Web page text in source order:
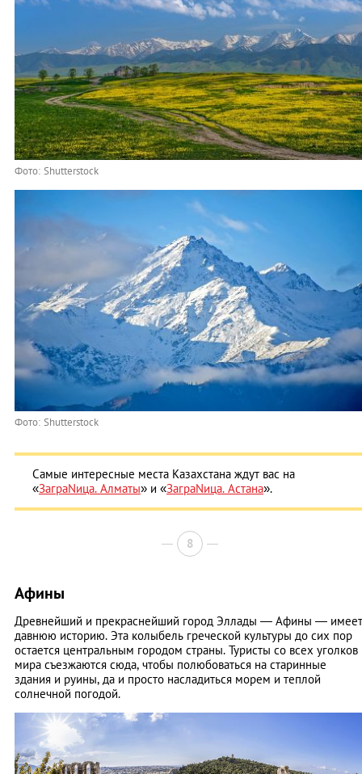
Фото: Shutterstock
Фото: Shutterstock
Самые интересные места Казахстана ждут вас на
«ЗаграNица. Алматы» и «ЗаграNица. Астана».
8
Афины
Древнейший и прекраснейший город Эллады — Афины — имеет
давнюю историю. Эта колыбель греческой культуры до сих пор
остается центральным городом страны. Туристы со всех уголков
мира съезжаются сюда, чтобы полюбоваться на старинные
здания и руины, да и просто насладиться морем и теплой
солнечной погодой.